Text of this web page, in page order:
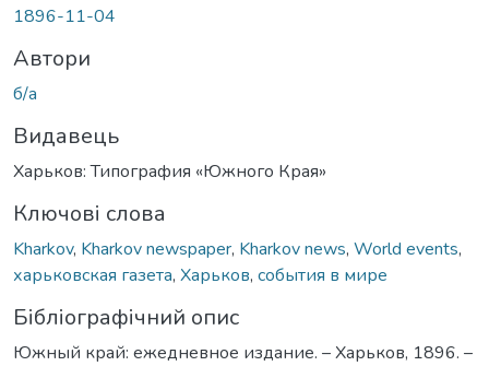
1896-11-04
Автори
б/а
Видавець
Харьков: Типография «Южного Края»
Ключові слова
Kharkov, Kharkov newspaper, Kharkov news, World events,
харьковская газета, Харьков, события в мире
Бібліографічний опис
Южный край: ежедневное издание. – Харьков, 1896. –